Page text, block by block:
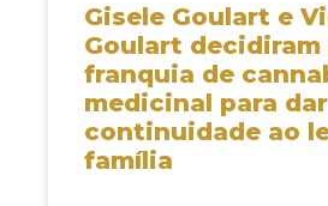
Gisele Goulart e
Goulart
franquia de
medicinal para dar
continuidade ao
família